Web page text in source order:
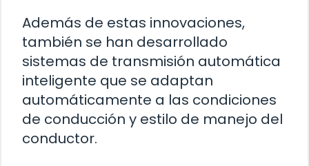
Además de estas innovaciones,
también se han desarrollado
sistemas de transmisión automática
inteligente que se adaptan
automáticamente a las condiciones
de conducción y estilo de manejo del
conductor.